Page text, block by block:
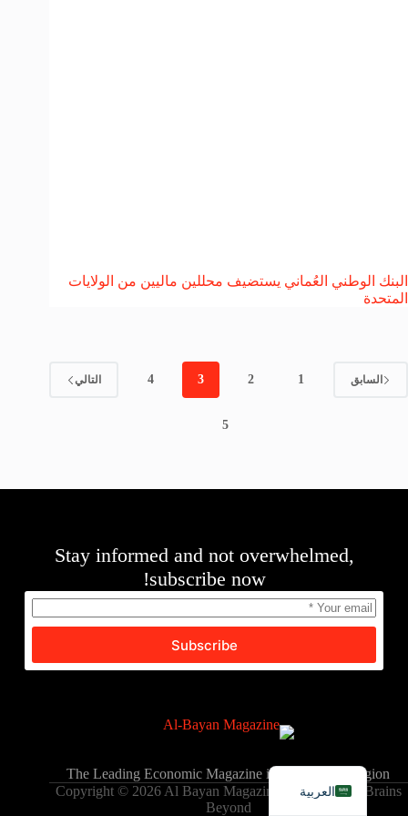
البنك الوطني العُماني يستضيف محللين ماليين من الولايات
المتحدة
السابق 1
2
3
4
5
التالي
Stay informed and not overwhelmed,
subscribe now!
Subscribe
The Leading Economic Magazine in the MENA Region
Copyright © 2026 Al Bayan Magazine - Powered by Brains
Beyond
العربية